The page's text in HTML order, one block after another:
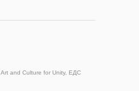
Art and Culture for Unity, ЕДС